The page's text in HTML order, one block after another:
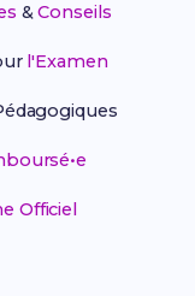
&Conseils
l'Examen
Officiel